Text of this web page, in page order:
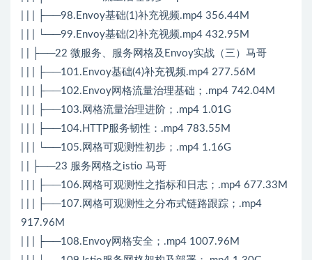
| | | ├──98.Envoy基础(1)补充视频.mp4 356.44M
| | | └──99.Envoy基础(2)补充视频.mp4 432.95M
| | ├──22 微服务、服务网格及Envoy实战（三）马哥
| | | ├──101.Envoy基础(4)补充视频.mp4 277.56M
| | | ├──102.Envoy网格流量治理基础；.mp4 742.04M
| | | ├──103.网格流量治理进阶；.mp4 1.01G
| | | ├──104.HTTP服务韧性：.mp4 783.55M
| | | └──105.网格可观测性初步；.mp4 1.16G
| | ├──23 服务网格之istio 马哥
| | | ├──106.网格可观测性之指标和日志；.mp4 677.33M
| | | ├──107.网格可观测性之分布式链路跟踪；.mp4
917.96M
| | | ├──108.Envoy网格安全；.mp4 1007.96M